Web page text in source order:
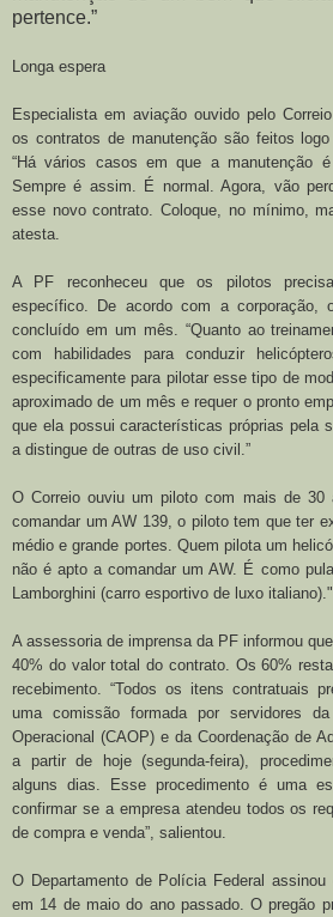
pertence.”
Longa espera
Especialista em aviação ouvido pelo
os contratos de manutenção são feitos
“Há vários casos em que a manutenção
Sempre é assim. É normal. Agora, vão
esse novo contrato. Coloque, no mínimo,
atesta.
A PF reconheceu que os pilotos
específico. De acordo com a corporação,
concluído em um mês. “Quanto ao
com habilidades para conduzir
especificamente para pilotar esse tipo de
aproximado de um mês e requer o pronto
que ela possui características próprias pela
a distingue de outras de uso civil.”
O Correio ouviu um piloto com mais de 30
comandar um AW 139, o piloto tem que ter
médio e grande portes. Quem pilota um
não é apto a comandar um AW. É como
Lamborghini (carro esportivo de luxo italiano)."
A assessoria de imprensa da PF informou
40% do valor total do contrato. Os 60%
recebimento. “Todos os itens contratuais
uma comissão formada por servidores
Operacional (CAOP) e da Coordenação de
a partir de hoje (segunda-feira),
alguns dias. Esse procedimento é uma
confirmar se a empresa atendeu todos os
de compra e venda”, salientou.
O Departamento de Polícia Federal
em 14 de maio do ano passado. O pregão